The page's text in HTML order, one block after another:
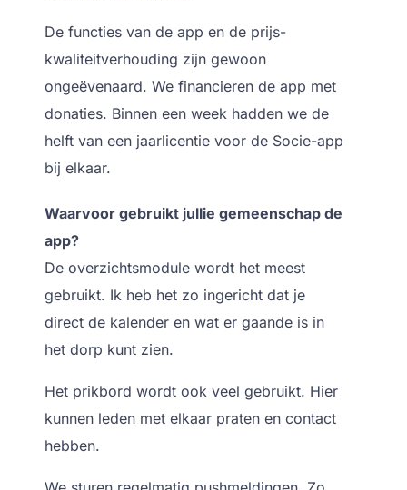
De functies van de app en de prijs-
kwaliteitverhouding zijn gewoon
ongeëvenaard. We financieren de app met
donaties. Binnen een week hadden we de
helft van een jaarlicentie voor de Socie-app
bij elkaar.
Waarvoor gebruikt jullie gemeenschap de
app?
De overzichts­modulewordt het meest
gebruikt. Ik heb het zo ingericht dat je
direct de kalender en wat er gaande is in
het dorp kunt zien.
Het prikbord wordt ook veel gebruikt. Hier
kunnen leden met elkaar praten en contact
hebben.